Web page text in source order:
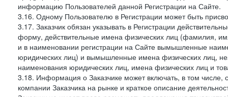
информацию Пользователей данной Регистрации на Сайте.
3.16. Одному Пользователю в Регистрации может быть
3.17. Заказчик обязан указывать в Регистрации
форму, действительные имена физических лиц (фамилия,
и в наименовании регистрации на Сайте вымышленные
юридических лиц) и вымышленные имена физических лиц,
наименования юридических лиц, имена физических лиц и
3.18. Информация о Заказчике может включать, в том
компании Заказчика на рынке и краткое описание